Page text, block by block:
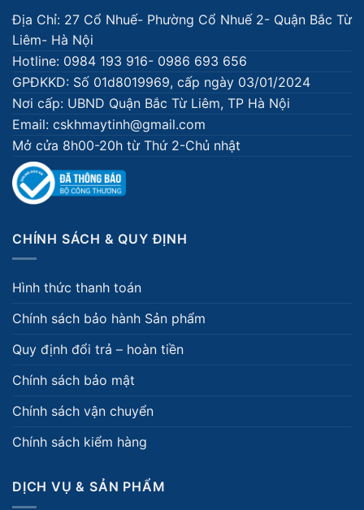
Địa Chỉ: 27 Cổ Nhuế- Phường Cổ Nhuế 2- Quận Bắc Từ
Liêm- Hà Nội
Hotline: 0984 193 916- 0986 693 656
GPĐKKD: Số 01d8019969, cấp ngày 03/01/2024
Nơi cấp: UBND Quận Bắc Từ Liêm, TP Hà Nội
Email: cskhmaytinh@gmail.com
Mở cửa 8h00-20h từ Thứ 2-Chủ nhật
CHÍNH SÁCH & QUY ĐỊNH
Hình thức thanh toán
Chính sách bảo hành Sản phẩm
Quy định đổi trả – hoàn tiền
Chính sách bảo mật
Chính sách vận chuyển
Chính sách kiểm hàng
DỊCH VỤ & SẢN PHẨM